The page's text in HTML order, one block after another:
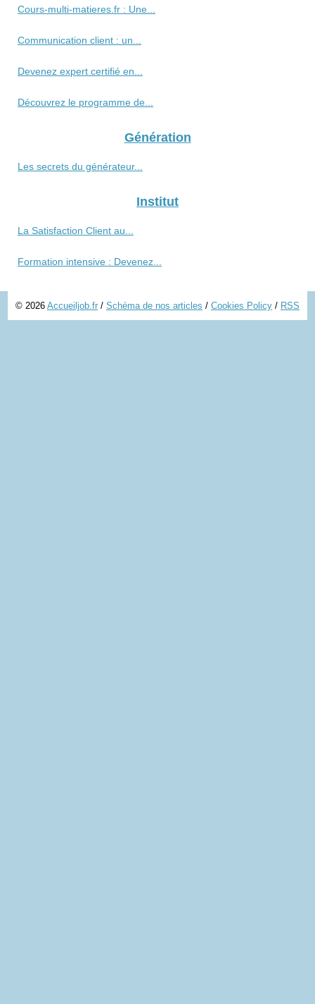
Cours-multi-matieres.fr : Une...
Communication client : un...
Devenez expert certifié en...
Découvrez le programme de...
Génération
Les secrets du générateur...
Institut
La Satisfaction Client au...
Formation intensive : Devenez...
© 2026 Accueiljob.fr / Schéma de nos articles / Cookies Policy / RSS